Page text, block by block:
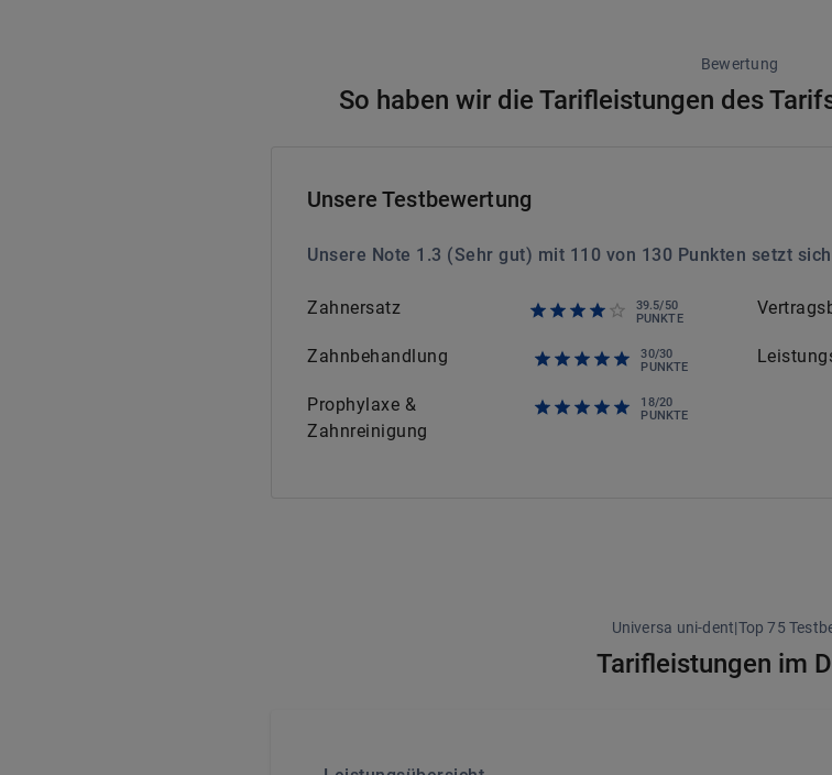
Bewertung
So haben wir die Tarifleistungen des
Unsere Testbewertung
Unsere Note 1.3 (Sehr gut) mit 110 von 130 Punkten setzt
Zahnersatz 39.5/50
PUNKTE
Zahnbehandlung 30/30
PUNKTE
Prophylaxe &
Zahnreinigung
18/20
PUNKTE
Universa uni-dent|Top 75
Tarifleistungen im